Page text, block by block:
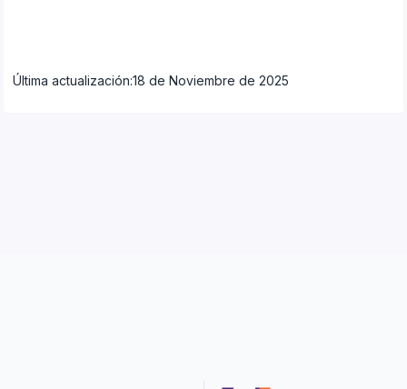
Última actualización:18 de Noviembre de 2025